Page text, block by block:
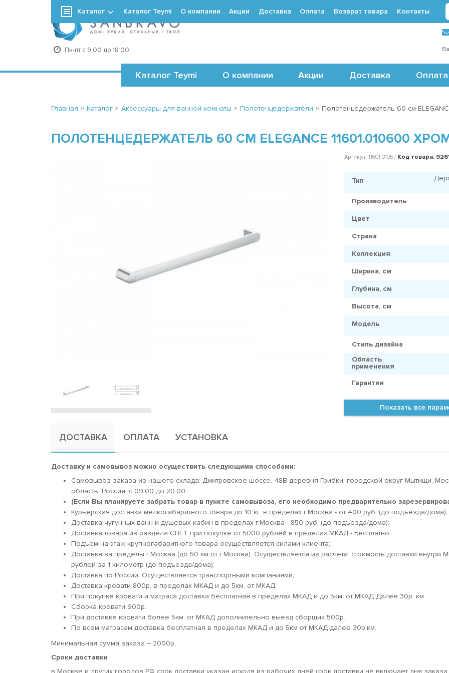
Пн-пт с 9:00 до 18:00
+7 (495) 488-71-24
Каталог Teymi О компании Акции Доставка Оплата
Каталог Каталог Teymi О компании Акции Доставка Оплата Возврат товара Контакты
Главная > Каталог > Аксессуары для ванной комнаты > Полотенцедержатели > Полотенцедержатель 60 см
ПОЛОТЕНЦЕДЕРЖАТЕЛЬ 60 СМ ELEGANCE 11601.010600
Артикул: 11601.0106 / Код товара:
Тип
Производитель
Цвет
Страна
Коллекция
Ширина, см
Глубина, см
Высота, см
Модель
Стиль дизайна
Область
применения
Гарантия
Показать все
ДОСТАВКА ОПЛАТА УСТАНОВКА
Доставку и самовывоз можно осуществить следующими способами:
Самовывоз заказа из нашего склада: Дмитровское шоссе, 48В деревня Грибки, городской округ Мытищи,
область, Россия; c 09:00 до 20:00
(Если Вы планируете забрать товар в пункте самовывоза, его необходимо предварительно
Курьерская доставка мелкогабаритного товара до 10 кг. в пределах г.Москва - от 400 руб. (до подъезда/дома);
Доставка чугунных ванн и душевых кабин в пределах г.Москва - 850 руб. (до подъезда/дома);
Доставка товара из раздела СВЕТ при покупке от 5000 рублей в пределах МКАД - Бесплатно.
Подъем на этаж крупногабаритного товара осуществляется силами клиента;
Доставка за пределы г.Москва (до 50 км от г.Москва). Осуществляется из расчета: стоимость доставки внутри
рублей за 1 километр (до подъезда/дома);
Доставка по России. Осуществляется транспортными компаниями;
Доставка кровати 800р. в пределах МКАД и до 5км. от МКАД.
При покупке кровати и матраса доставка бесплатная в пределах МКАД и до 5км. от МКАД Далее 30р. км.
Сборка кровати 900р.
При доставке кровати более 5км. от МКАД дополнительно выезд сборщик 500р.
По всем матрасам доставка бесплатная в пределах МКАД и до 5км от МКАД далее 30р.км.
Минимальная сумма заказа – 2000р.
Сроки доставки
в Москве и других городов РФ срок доставки указан исходя из рабочих дней срок доставки не включает дня заказа